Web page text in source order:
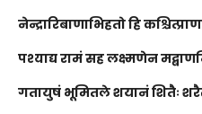
नेन्द्रारिबाणाभिहतो हि
पश्याद्य रामं सह लक्ष्मणेन
गतायुषं भूमितले शयानं शितैः